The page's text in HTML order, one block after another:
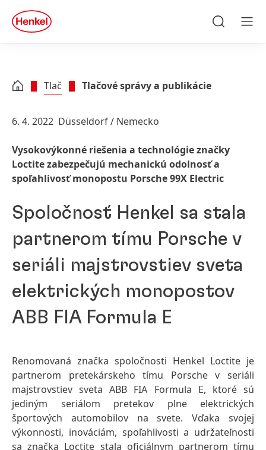
Skip to footer
quick
search
Tlač Tlačové správy a publikácie
6. 4. 2022 Düsseldorf / Nemecko
Vysokovýkonné riešenia a technológie značky
Loctite zabezpečujú mechanickú odolnosť a
spoľahlivosť monopostu Porsche 99X Electric
Spoločnosť Henkel sa stala
partnerom tímu Porsche v
seriáli majstrovstiev sveta
elektrických monopostov
ABB FIA Formula E
Renomovaná značka spoločnosti Henkel Loctite je
partnerom pretekárskeho tímu Porsche v seriáli
majstrovstiev sveta ABB FIA Formula E, ktoré sú
jediným seriálom pretekov plne elektrických
športových automobilov na svete. Vďaka svojej
výkonnosti, inováciám, spoľahlivosti a udržateľnosti
sa značka Loctite stala oficiálnym partnerom tímu